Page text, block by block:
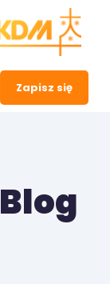
Zapisz się
Blog